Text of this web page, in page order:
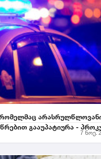
რომელმაც
გააუპატიურა -
7 ნოე.